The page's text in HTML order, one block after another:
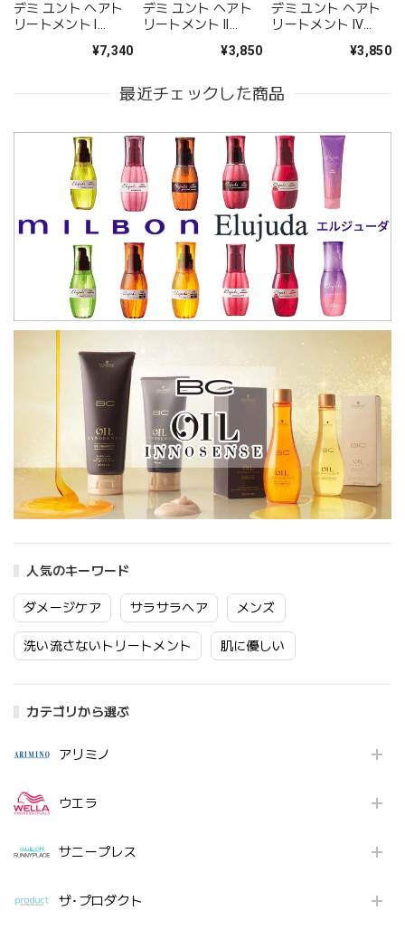
人気のキーワード
ダメージケア サラサラヘア メンズ
洗い流さないトリートメント 肌に優しい
カテゴリから選ぶ
アリミノ
ウエラ
サニープレス
ザ･プロダクト
デミ ユント ヘアト
リートメント I
¥7,340
デミ ユント ヘアト
リートメント II
¥3,850
デミ ユント ヘアト
リートメント IV
¥3,850
最近チェックした商品